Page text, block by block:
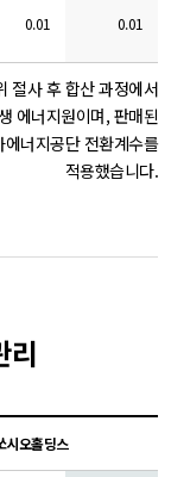
0.01 0.01
절사 후 합산 과정에서
에너지원이며, 판매된
에너지공단 전환계수를
적용했습니다.
리
시오홀딩스